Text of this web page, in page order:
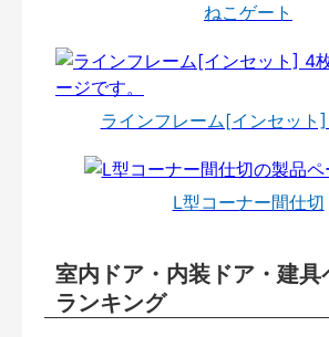
ねこゲート
ラインフレーム[インセット
L型コーナー間仕切
室内ドア・内装ドア・建具
ランキング